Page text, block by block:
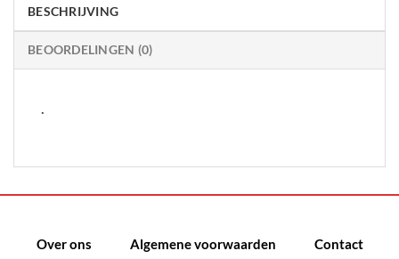
BESCHRIJVING
BEOORDELINGEN (0)
.
Over ons Algemene voorwaarden Contact